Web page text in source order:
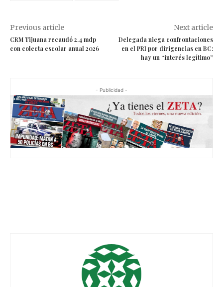
Previous article
CRM Tijuana recaudó 2.4 mdp
con colecta escolar anual 2026
Next article
Delegada niega confrontaciones
en el PRI por dirigencias en BC:
hay un “interés legítimo”
- Publicidad -